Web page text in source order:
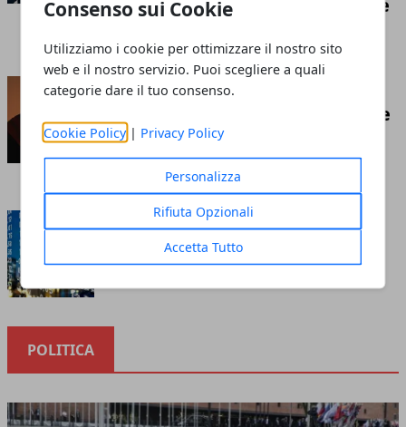
Consenso sui Cookie
Utilizziamo i cookie per ottimizzare il nostro sito
web e il nostro servizio. Puoi scegliere a quali
categorie dare il tuo consenso.
Cookie Policy | Privacy Policy
Personalizza
Rifiuta Opzionali
Accetta Tutto
competizione economica globale
Insufflaggio nell’edilizia: ecco
cos’è e tutto ciò che c’è da sapere
riguardo questa tecnica
Cosa sapere prima di investire
nella borsa online
POLITICA